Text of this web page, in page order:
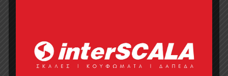
Cafe Έπιπλα Καθιστικού Καναπέδες
Πολυθρόνες
,Έπιπλα Ξενοδοχείου